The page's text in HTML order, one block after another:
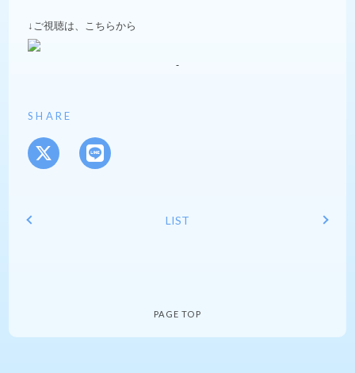
↓ご視聴は、こちらから
SHARE
LIST
PAGE TOP